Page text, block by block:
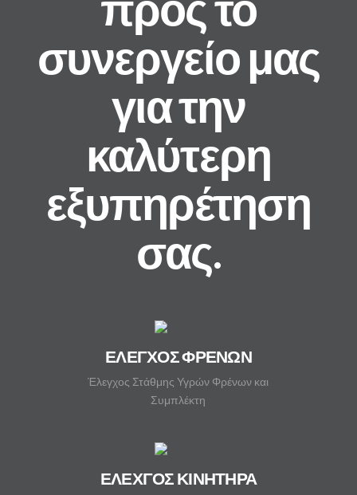
συνεργείο μας
για την
καλύτερη
εξυπηρέτηση
σας.
ΕΛΕΓΧΟΣ ΦΡΕΝΩΝ
Έλεγχος Στάθμης Υγρών Φρένων και
Συμπλέκτη
ΕΛΕΧΓΟΣ ΚΙΝΗΤΗΡΑ